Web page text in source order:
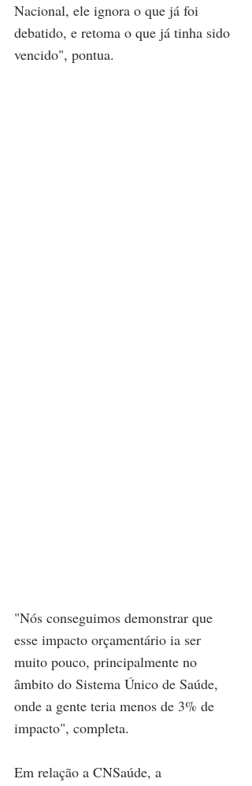
Nacional, ele ignora o que já foi
debatido, e retoma o que já tinha sido
vencido", pontua.
"Nós conseguimos demonstrar que
esse impacto orçamentário ia ser
muito pouco, principalmente no
âmbito do Sistema Único de Saúde,
onde a gente teria menos de 3% de
impacto", completa.
Em relação a CNSaúde, a